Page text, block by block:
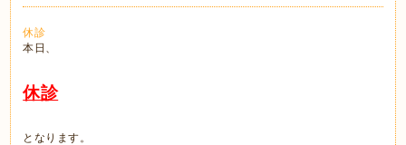
休診
本日、
休診
となります。